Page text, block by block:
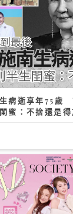
病逝享年75
蜜：不捨還是得